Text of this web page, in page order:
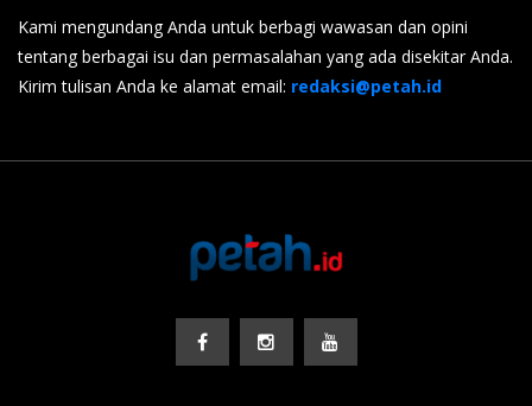
Kami mengundang Anda untuk berbagi wawasan dan opini
tentang berbagai isu dan permasalahan yang ada disekitar Anda.
Kirim tulisan Anda ke alamat email: redaksi@petah.id